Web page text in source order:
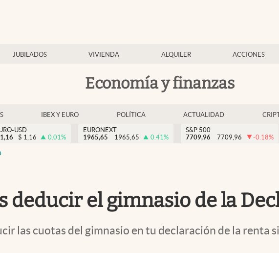
JUBILADOS VIVIENDA ALQUILER ACCIONES
Economía y finanzas
IBEX Y EURO POLÍTICA ACTUALIDAD
USD
1,16 $ 1,16 0.01%
EURONEXT
1965,65
1965,65 0.41%
S&P 500
7709,96
7709,96 -0.18%
deducir el gimnasio de la
las cuotas del gimnasio en tu declaración de la renta